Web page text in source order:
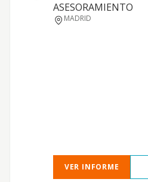
ASESORAMIENTO
MADRID
VER INFORME